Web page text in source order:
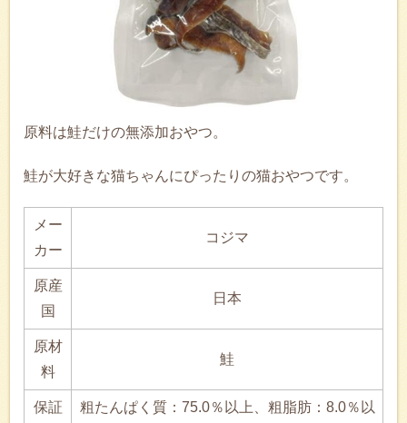
原料は鮭だけの無添加おやつ。
鮭が大好きな猫ちゃんにぴったりの猫おやつです。
メー
カー
コジマ
原産
国
日本
原材
料
鮭
保証
粗たんぱく質：75.0％以上、粗脂肪：8.0％以